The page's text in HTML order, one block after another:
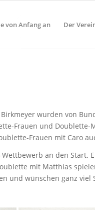
von Anfang an Der
wurden von
Frauen und
Frauen mit Caro
an den Start.
mit Matthias
und wünschen ganz viel